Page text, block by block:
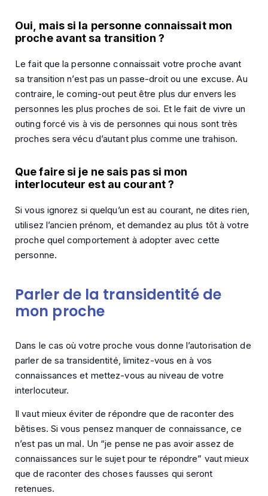
Oui, mais si la personne connaissait mon
proche avant sa transition ?
Le fait que la personne connaissait votre proche avant
sa transition n’est pas un passe-droit ou une excuse. Au
contraire, le coming-out peut être plus dur envers les
personnes les plus proches de soi. Et le fait de vivre un
outing forcé vis à vis de personnes qui nous sont très
proches sera vécu d’autant plus comme une trahison.
Que faire si je ne sais pas si mon
interlocuteur est au courant ?
Si vous ignorez si quelqu’un est au courant, ne dites rien,
utilisez l’ancien prénom, et demandez au plus tôt à votre
proche quel comportement à adopter avec cette
personne.
Parler de la transidentité de
mon proche
Dans le cas où votre proche vous donne l’autorisation de
parler de sa transidentité, limitez-vous en à vos
connaissances et mettez-vous au niveau de votre
interlocuteur.
Il vaut mieux éviter de répondre que de raconter des
bêtises. Si vous pensez manquer de connaissance, ce
n’est pas un mal. Un “je pense ne pas avoir assez de
connaissances sur le sujet pour te répondre” vaut mieux
que de raconter des choses fausses qui seront
retenues.